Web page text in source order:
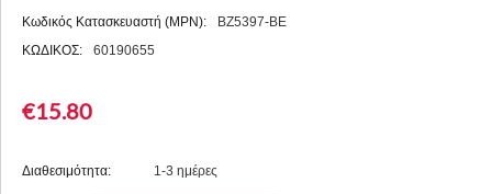
Κωδικός Κατασκευαστή (MPN):
BZ5397-BE
ΚΩΔΙΚΟΣ:
60190655
€15.80
Διαθεσιμότητα: 1-3 ημέρες